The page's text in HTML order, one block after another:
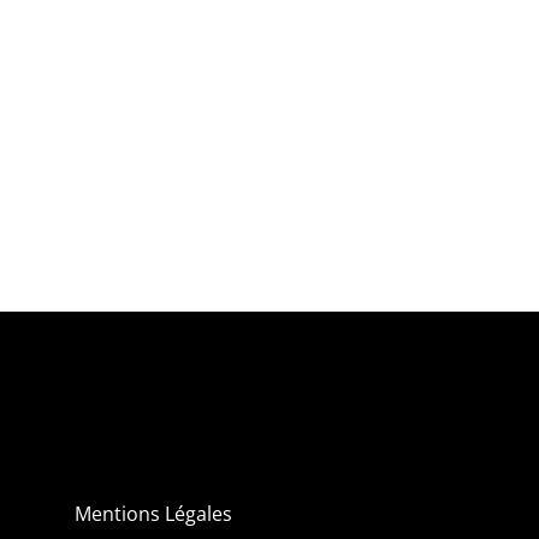
Mentions Légales